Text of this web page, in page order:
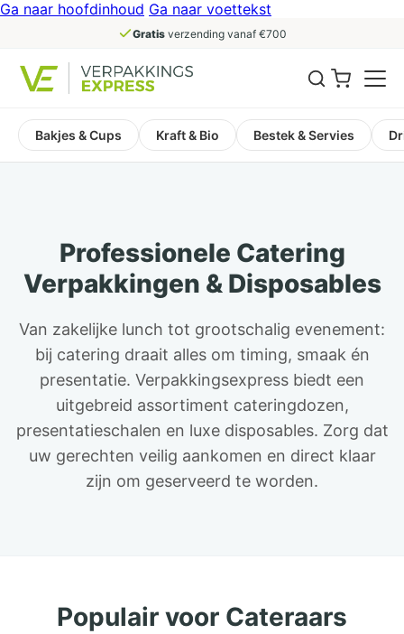
Ga naar hoofdinhoud Ga naar voettekst
Gratisverzending vanaf €700
Bakjes & Cups Kraft & Bio Bestek & Servies
Professionele Catering
Verpakkingen & Disposables
Van zakelijke lunch tot grootschalig evenement:
bij catering draait alles om timing, smaak én
presentatie. Verpakkingsexpress biedt een
uitgebreid assortiment cateringdozen,
presentatieschalen en luxe disposables. Zorg dat
uw gerechten veilig aankomen en direct klaar
zijn om geserveerd te worden.
Populair voor Cateraars